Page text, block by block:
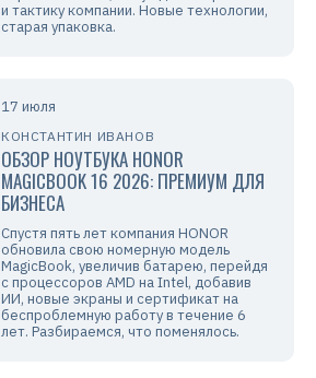
и тактику компании. Новые технологии,
старая упаковка.
17 июля
КОНСТАНТИН ИВАНОВ
ОБЗОР НОУТБУКА HONOR
MAGICBOOK 16 2026: ПРЕМИУМ ДЛЯ
БИЗНЕСА
Спустя пять лет компания HONOR
обновила свою номерную модель
MagicBook, увеличив батарею, перейдя
с процессоров AMD на Intel, добавив
ИИ, новые экраны и сертификат на
беспроблемную работу в течение 6
лет. Разбираемся, что поменялось.